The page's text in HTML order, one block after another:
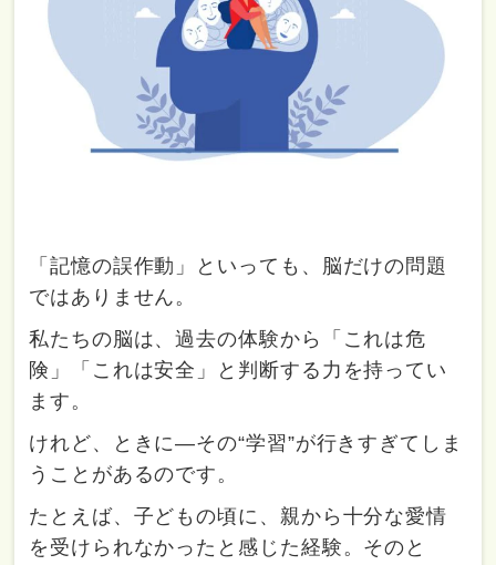
「記憶の誤作動」といっても、脳だけの問題
ではありません。
私たちの脳は、過去の体験から「これは危
険」「これは安全」と判断する力を持ってい
ます。
けれど、ときに―その“学習”が行きすぎてしま
うことがあるのです。
たとえば、子どもの頃に、親から十分な愛情
を受けられなかったと感じた経験。そのと